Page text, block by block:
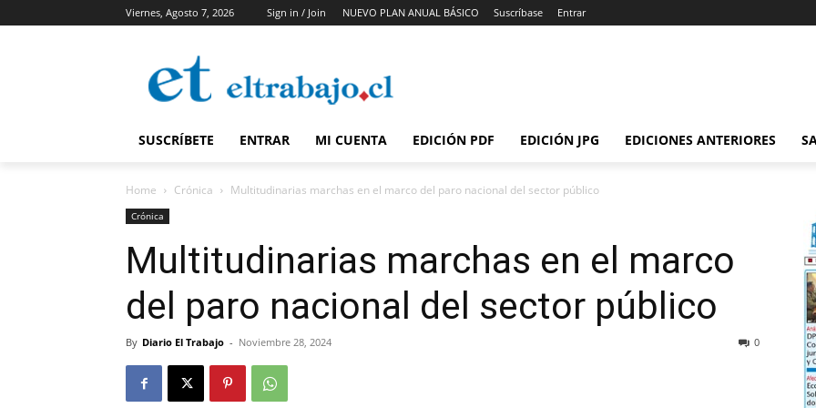
Viernes, Agosto 7, 2026 Sign in / Join NUEVO PLAN ANUAL BÁSICO Suscríbase Entrar
SUSCRÍBETE ENTRAR MI CUENTA EDICIÓN PDF EDICIÓN JPG EDICIONES ANTERIORES
Home Crónica Multitudinarias marchas en el marco del paro nacional del sector público
Crónica
Multitudinarias marchas en el marco
del paro nacional del sector público
By Diario El Trabajo - Noviembre 28, 2024 0